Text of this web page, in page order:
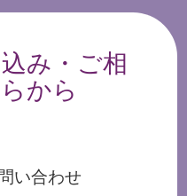
み・ご相
から
い合わせ